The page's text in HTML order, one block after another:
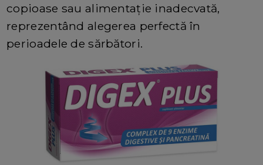
copioase sau alimentație inadecvată,
reprezentând alegerea perfectă în
perioadele de sărbători.